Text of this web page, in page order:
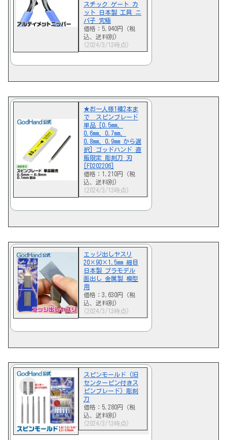
スチック ゲート カ
ット 日本製 工具 ニ
パ子 究極
価格：5,940円（税
込、送料別)
(2024/3/13時点)
★お一人様1種2本ま
で スピンブレード
単品 [0.5mm、
0.6mm、0.7mm、
0.8mm、0.9mm から選
択] ゴッドハンド 直
販限定 彫刻刀 刃
[FD202206]
価格：1,210円（税
込、送料別)
(2024/3/13時点)
エッジ出しヤスリ
20×90×1.5mm 細目
日本製 プラモデル
面出し 金属製 模型
用
価格：3,630円（税
込、送料別)
(2024/3/13時点)
スピンモールド (旧
センターピン付きス
ピンブレード) 彫刻
刀
価格：5,280円（税
込、送料別)
(2024/3/13時点)